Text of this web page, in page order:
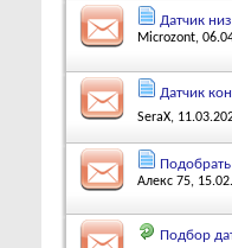
Датчик
Microzont,
Датчик
SeraX,
Алекс 75,
Подбор